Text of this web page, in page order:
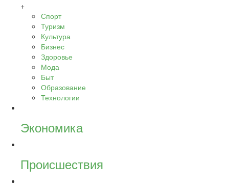
+
Спорт
Туризм
Культура
Бизнес
Здоровье
Мода
Быт
Образование
Технологии
Экономика
Происшествия